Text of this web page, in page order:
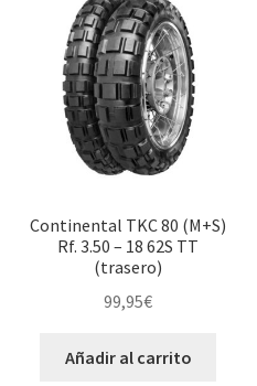
Continental TKC 80 (M+S)
Rf. 3.50 – 18 62S TT
(trasero)
99,95€
Añadir al carrito